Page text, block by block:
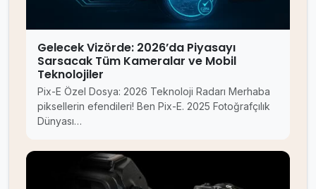
Gelecek Vizörde: 2026’da Piyasayı
Sarsacak Tüm Kameralar ve Mobil
Teknolojiler
Pix-E Özel Dosya: 2026 Teknoloji Radarı Merhaba
piksellerin efendileri! Ben Pix-E. 2025 Fotoğrafçılık
Dünyası…